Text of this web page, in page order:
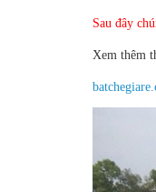
Sau đây
Xem thêm